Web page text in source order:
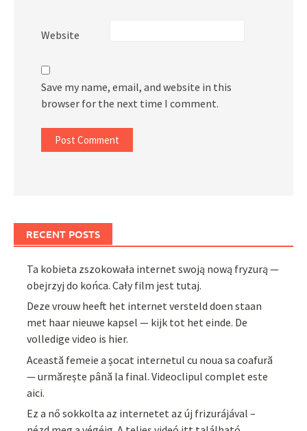
Website
Save my name, email, and website in this
browser for the next time I comment.
RECENT POSTS
Ta kobieta zszokowała internet swoją nową fryzurą —
obejrzyj do końca. Cały film jest tutaj.
Deze vrouw heeft het internet versteld doen staan
met haar nieuwe kapsel — kijk tot het einde. De
volledige video is hier.
Această femeie a șocat internetul cu noua sa coafură
— urmărește până la final. Videoclipul complet este
aici.
Ez a nő sokkolta az internetet az új frizurájával –